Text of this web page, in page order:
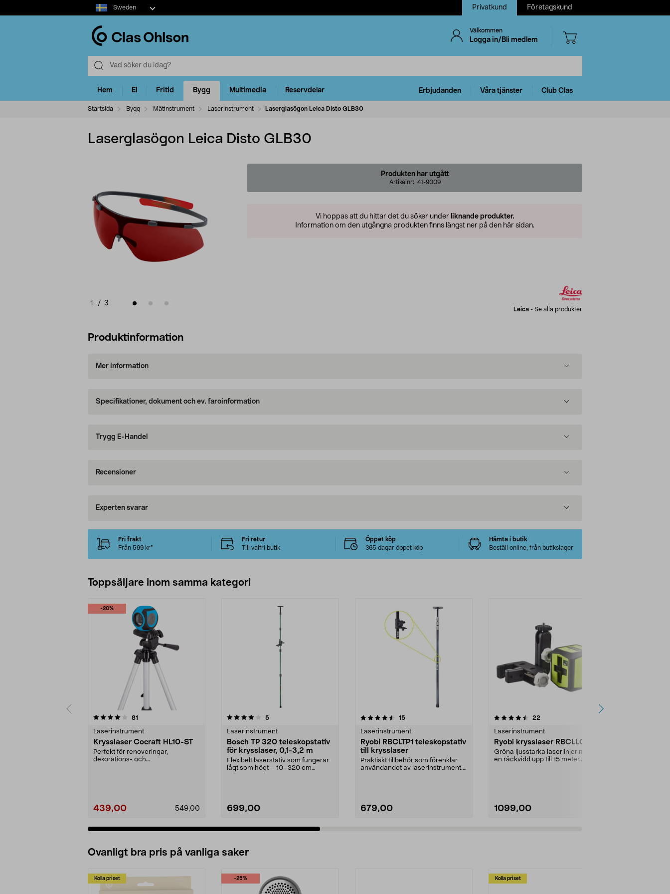
Select
market
Sweden Privatkund Företagskund
Välkommen
Logga in/Bli medlem
Hem El Fritid Bygg Multimedia Reservdelar Erbjudanden Våra tjänster Club Clas
Startsida Bygg Mätinstrument Laserinstrument Laserglasögon Leica Disto GLB30
Laserglasögon Leica Disto GLB30
1 / 3
Produkten har utgått
Artikelnr: 41-9009
Vi hoppas att du hittar det du söker under liknande produkter.
Information om den utgångna produkten finns längst ner på den här sidan.
Leica - Se alla produkter
Produktinformation
Mer information
Specifikationer, dokument och ev. faroinformation
Trygg E-Handel
Recensioner
Experten svarar
Fri frakt
Från 599 kr*
Fri retur
Till valfri butik
Öppet köp
365 dagar öppet köp
Hämta i butik
Beställ online, från butikslager
Toppsäljare inom samma kategori
-20%
81
Laserinstrument
Krysslaser Cocraft HL10-ST
Perfekt för renoveringar,
dekorations- och
439,00 549,00
4.0 av 5 stjärnor 5recensioner
Laserinstrument
Bosch TP 320 teleskopstativ
för krysslaser, 0,1-3,2 m
Flexibelt laserstativ som fungerar
lågt som högt – 10–320 cm
699,00
4.5 av 5 stjärnor 15recensioner
Laserinstrument
Ryobi RBCLTP1 teleskopstativ
till krysslaser
Praktiskt tillbehör som förenklar
användandet av laserinstrument.
679,00
4.5 av 5 stjärnor 22
Laserinstrument
Ryobi krysslaser RBCLLG1
Gröna ljusstarka laserlinjer med
en räckvidd upp till 15 meter.
1099,00
4.5 av 5 stjärnor
Ovanligt bra pris på vanliga saker
Kolla priset -25% Kolla priset